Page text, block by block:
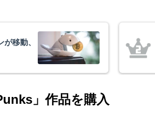
上場廃止
」作品を購入